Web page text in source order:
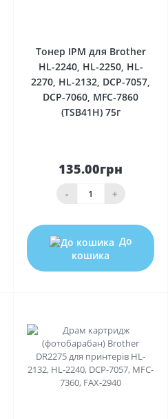
Тонер IPM для Brother
HL-2240, HL-2250, HL-
2270, HL-2132, DCP-7057,
DCP-7060, MFC-7860
(TSB41H) 75г
135.00грн
- +
До
кошика